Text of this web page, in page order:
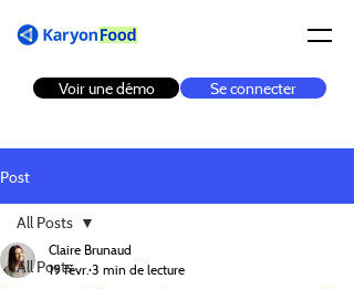
Se connecter
Voir une démo
Post
All Posts
All Posts
Claire Brunaud
19 févr. 3 min de lecture